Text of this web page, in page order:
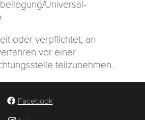
Universal­
oder verpflichtet, an
vor einer
teilzunehmen.
Facebook